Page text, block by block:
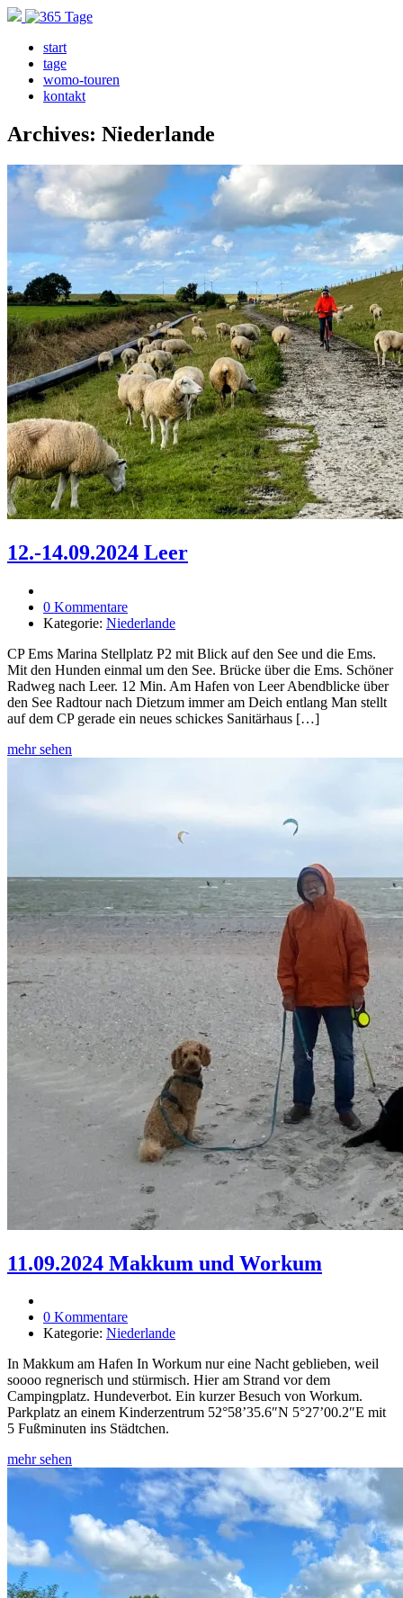
start
tage
womo-touren
kontakt
Archives: Niederlande
12.-14.09.2024 Leer
0 Kommentare
Kategorie: Niederlande
CP Ems Marina Stellplatz P2 mit Blick auf den See und die Ems.
Mit den Hunden einmal um den See. Brücke über die Ems. Schöner
Radweg nach Leer. 12 Min. Am Hafen von Leer Abendblicke über
den See Radtour nach Dietzum immer am Deich entlang Man stellt
auf dem CP gerade ein neues schickes Sanitärhaus […]
mehr sehen
11.09.2024 Makkum und Workum
0 Kommentare
Kategorie: Niederlande
In Makkum am Hafen In Workum nur eine Nacht geblieben, weil
soooo regnerisch und stürmisch. Hier am Strand vor dem
Campingplatz. Hundeverbot. Ein kurzer Besuch von Workum.
Parkplatz an einem Kinderzentrum 52°58’35.6″N 5°27’00.2″E mit
5 Fußminuten ins Städtchen.
mehr sehen